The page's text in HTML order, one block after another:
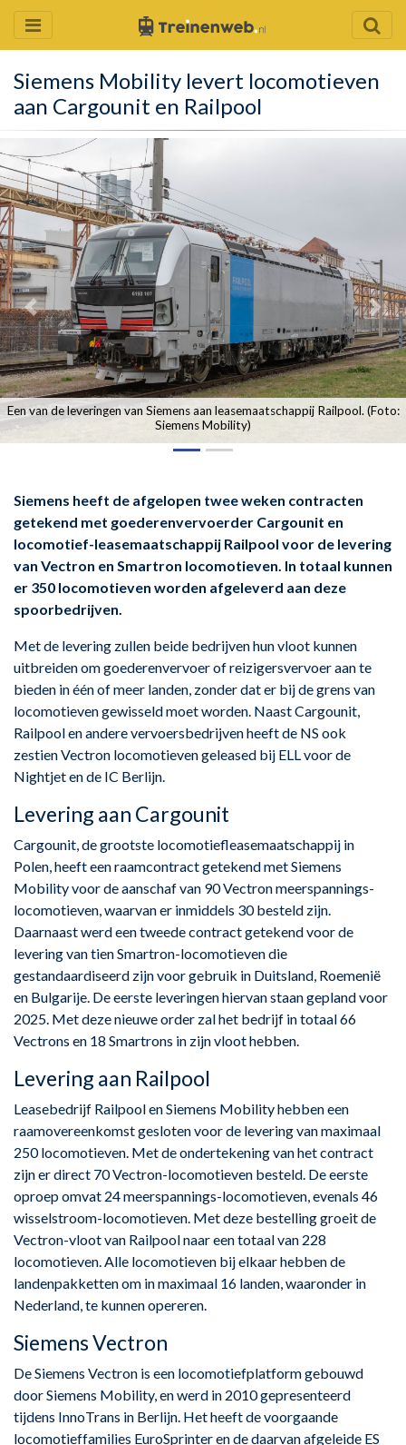
Siemens Mobility levert locomotieven
aan Cargounit en Railpool
Een van de leveringen van Siemens aan leasemaatschappij Railpool. (Foto:
Siemens Mobility)
Siemens heeft de afgelopen twee weken contracten
getekend met goederenvervoerder Cargounit en
locomotief-leasemaatschappij Railpool voor de levering
van Vectron en Smartron locomotieven. In totaal kunnen
er 350 locomotieven worden afgeleverd aan deze
spoorbedrijven.
Met de levering zullen beide bedrijven hun vloot kunnen
uitbreiden om goederenvervoer of reizigersvervoer aan te
bieden in één of meer landen, zonder dat er bij de grens van
locomotieven gewisseld moet worden. Naast Cargounit,
Railpool en andere vervoersbedrijven heeft de NS ook
zestien Vectron locomotieven geleased bij ELL voor de
Nightjet en de IC Berlijn.
Levering aan Cargounit
Cargounit, de grootste locomotiefleasemaatschappij in
Polen, heeft een raamcontract getekend met Siemens
Mobility voor de aanschaf van 90 Vectron meerspannings-
locomotieven, waarvan er inmiddels 30 besteld zijn.
Daarnaast werd een tweede contract getekend voor de
levering van tien Smartron-locomotieven die
gestandaardiseerd zijn voor gebruik in Duitsland, Roemenië
en Bulgarije. De eerste leveringen hiervan staan gepland voor
2025. Met deze nieuwe order zal het bedrijf in totaal 66
Vectrons en 18 Smartrons in zijn vloot hebben.
Levering aan Railpool
Leasebedrijf Railpool en Siemens Mobility hebben een
raamovereenkomst gesloten voor de levering van maximaal
250 locomotieven. Met de ondertekening van het contract
zijn er direct 70 Vectron-locomotieven besteld. De eerste
oproep omvat 24 meerspannings-locomotieven, evenals 46
wisselstroom-locomotieven. Met deze bestelling groeit de
Vectron-vloot van Railpool naar een totaal van 228
locomotieven. Alle locomotieven bij elkaar hebben de
landenpakketten om in maximaal 16 landen, waaronder in
Nederland, te kunnen opereren.
Siemens Vectron
De Siemens Vectron is een locomotiefplatform gebouwd
door Siemens Mobility, en werd in 2010 gepresenteerd
tijdens InnoTrans in Berlijn. Het heeft de voorgaande
locomotieffamilies EuroSprinter en de daarvan afgeleide ES